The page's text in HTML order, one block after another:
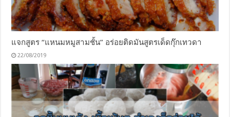
แจกสูตร “แหนมหมูสามชั้น” อร่อยติดมันสูตรเด็ดกุ๊กเทวดา
22/08/2019